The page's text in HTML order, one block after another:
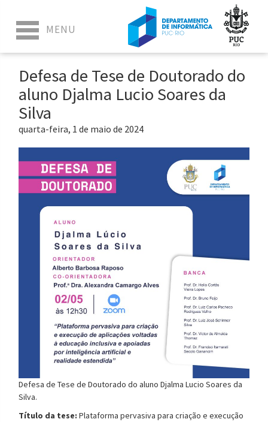
Defesa de Tese de Doutorado do
aluno Djalma Lucio Soares da
Silva
quarta-feira, 1 de maio de 2024
Defesa deTese de Doutoradodo alunoDjalma Lucio Soares da
Silva.
Título da tese:Plataforma pervasiva para criação e execução